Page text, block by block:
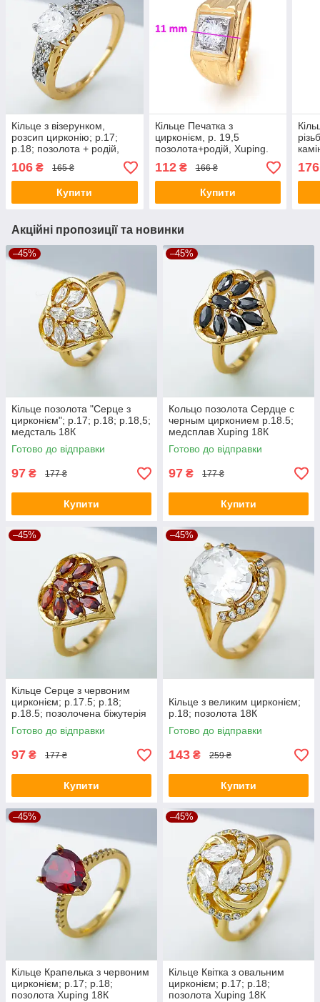
Кільце з візерунком,
розсип цирконію; p.17;
р.18; позолота + родій,
Xuping 18К
106 ₴ 165 ₴
Купити
Кільце Печатка з
цирконієм, р. 19,5
позолота+родій, Xuping.
18К
112₴ 166 ₴
Купити
176
Акційні пропозиції та новинки
–45%
Кільце позолота "Серце з
цирконієм"; p.17; р.18; р.18,5;
медсталь 18К
Готово до відправки
97 ₴ 177 ₴
Купити
–45%
Кольцо позолота Сердце с
черным цирконием p.18.5;
медсплав Xuping 18К
Готово до відправки
97 ₴ 177 ₴
Купити
–45%
Кільце Серце з червоним
цирконієм; р.17.5; р.18;
р.18.5; позолочена біжутерія
Xuping
Готово до відправки
97 ₴ 177 ₴
Купити
–45%
Кільце з великим цирконієм;
р.18; позолота 18К
Готово до відправки
143 ₴ 259 ₴
Купити
–45%
Кільце Крапелька з червоним
цирконієм; p.17; р.18;
позолота Xuping 18К
–45%
Кільце Квітка з овальним
цирконієм; p.17; р.18;
позолота Xuping 18К